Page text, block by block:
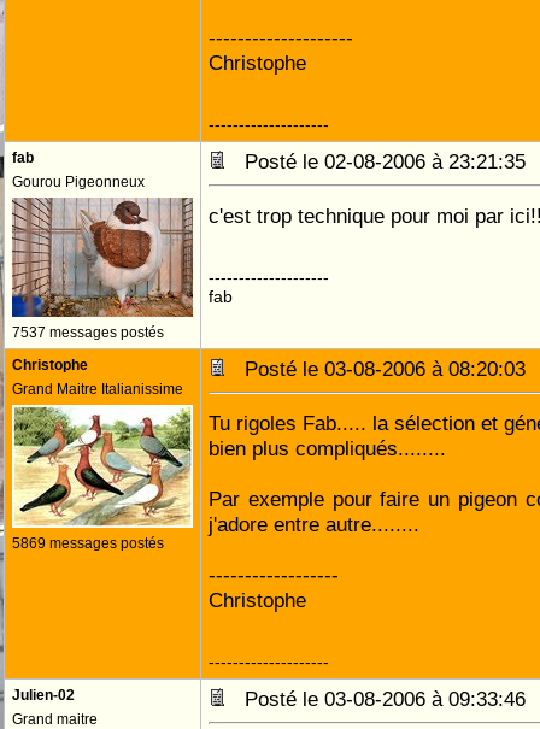
--------------------
Christophe
--------------------
fab
Gourou Pigeonneux
7537 messages postés
Posté le 02-08-2006 à
c'est trop technique pour moi par
--------------------
fab
Christophe
Grand Maitre Italianissime
5869 messages postés
Posté le 03-08-2006 à
Tu rigoles Fab..... la sélection et
bien plus compliqués........
Par exemple pour faire un pigeon
j'adore entre autre........
------------------
Christophe
--------------------
Julien-02
Grand maitre
Posté le 03-08-2006 à